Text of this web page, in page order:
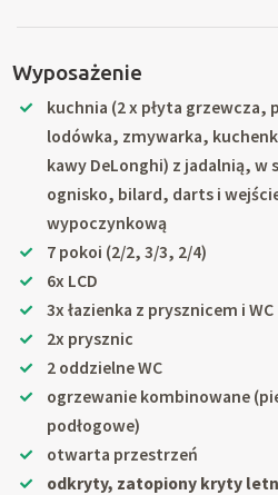
Wyposażenie
kuchnia (2 x płyta grzewcza,
lodówka, zmywarka,
kawy DeLonghi) z jadalnią, w
ognisko, bilard, darts i
wypoczynkową
7 pokoi (2/2, 3/3, 2/4)
6x LCD
3x łazienka z prysznicem i WC
2x prysznic
2 oddzielne WC
ogrzewanie kombinowane
podłogowe)
otwarta przestrzeń
odkryty, zatopiony kryty